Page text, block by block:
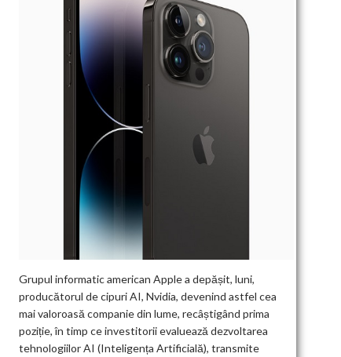
Grupul informatic american Apple a depășit, luni,
producătorul de cipuri AI, Nvidia, devenind astfel cea
mai valoroasă companie din lume, recâștigând prima
poziție, în timp ce investitorii evaluează dezvoltarea
tehnologiilor AI (Inteligența Artificială), transmite